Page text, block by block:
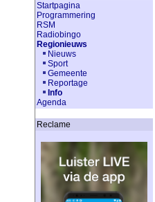
Startpagina
Programmering
RSM
Radiobingo
Regionieuws
Nieuws
Sport
Gemeente
Reportage
Info
Agenda
Reclame